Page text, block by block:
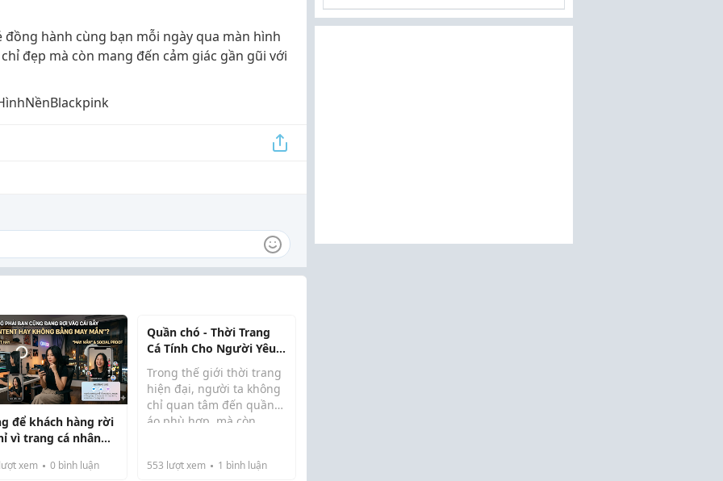
đồng hành cùng bạn mỗi ngày qua màn hình
đẹp mà còn mang đến cảm giác gần gũi với
để khách hàng rời
vì trang cá nhân
lượt xem 0 bình luận
Quần chó - Thời Trang
Cá Tính Cho Người Yêu
Phong Cách Phóng
Khoáng 2026
Trong thế giới thời trang
hiện đại, người ta không
chỉ quan tâm đến quần
áo phù hợp, mà còn
phục độc đáo, phá cách.
553 lượt xem 1 bình luận